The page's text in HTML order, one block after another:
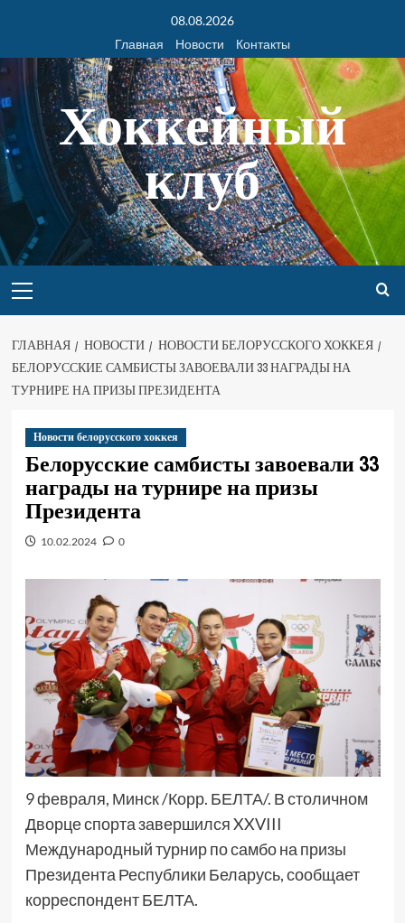
08.08.2026
Главная
Новости Контакты
Хоккейный
клуб
ГЛАВНАЯ НОВОСТИ
НОВОСТИ БЕЛОРУССКОГО ХОККЕЯ
БЕЛОРУССКИЕ САМБИСТЫ ЗАВОЕВАЛИ 33 НАГРАДЫ НА
ТУРНИРЕ НА ПРИЗЫ ПРЕЗИДЕНТА
Новости белорусского хоккея
Белорусские самбисты завоевали 33
награды на турнире на призы
Президента
10.02.2024 0
9 февраля, Минск /Корр. БЕЛТА/. В столичном
Дворце спорта завершился XXVIII
Международный турнир по самбо на призы
Президента Республики Беларусь, сообщает
корреспондент БЕЛТА.